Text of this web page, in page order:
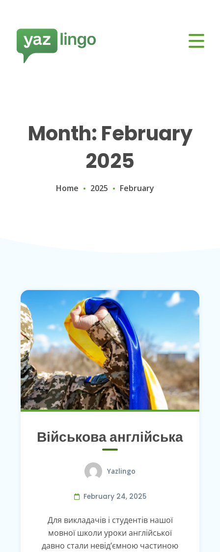
Month: February
2025
Home 2025 February
Військова англійська
Yazlingo
February 24, 2025
Для викладачів і студентів нашої
мовної школи уроки англійської
давно стали невід’ємною частиною